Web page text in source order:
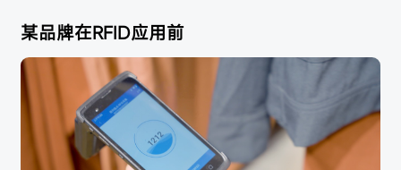
某品牌在RFID应用前